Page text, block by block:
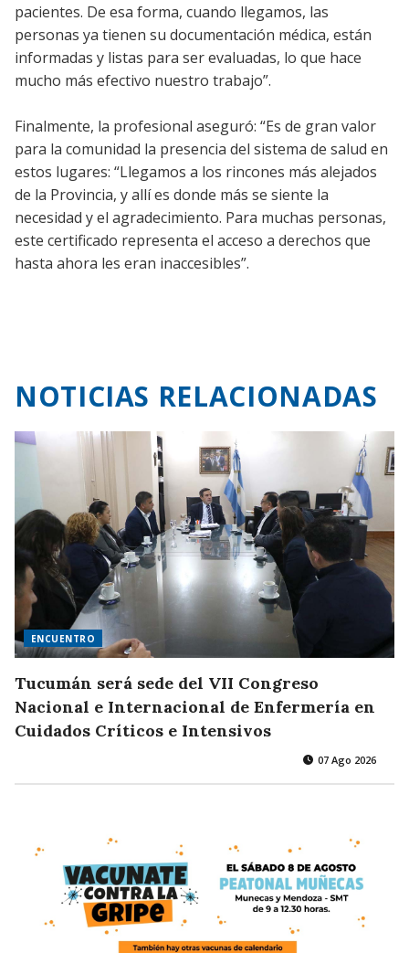
pacientes. De esa forma, cuando llegamos, las
personas ya tienen su documentación médica, están
informadas y listas para ser evaluadas, lo que hace
mucho más efectivo nuestro trabajo”.
Finalmente, la profesional aseguró: “Es de gran valor
para la comunidad la presencia del sistema de salud en
estos lugares: “Llegamos a los rincones más alejados
de la Provincia, y allí es donde más se siente la
necesidad y el agradecimiento. Para muchas personas,
este certificado representa el acceso a derechos que
hasta ahora les eran inaccesibles”.
NOTICIAS RELACIONADAS
ENCUENTRO
Tucumán será sede del VII Congreso
Nacional e Internacional de Enfermería en
Cuidados Críticos e Intensivos
07 Ago 2026